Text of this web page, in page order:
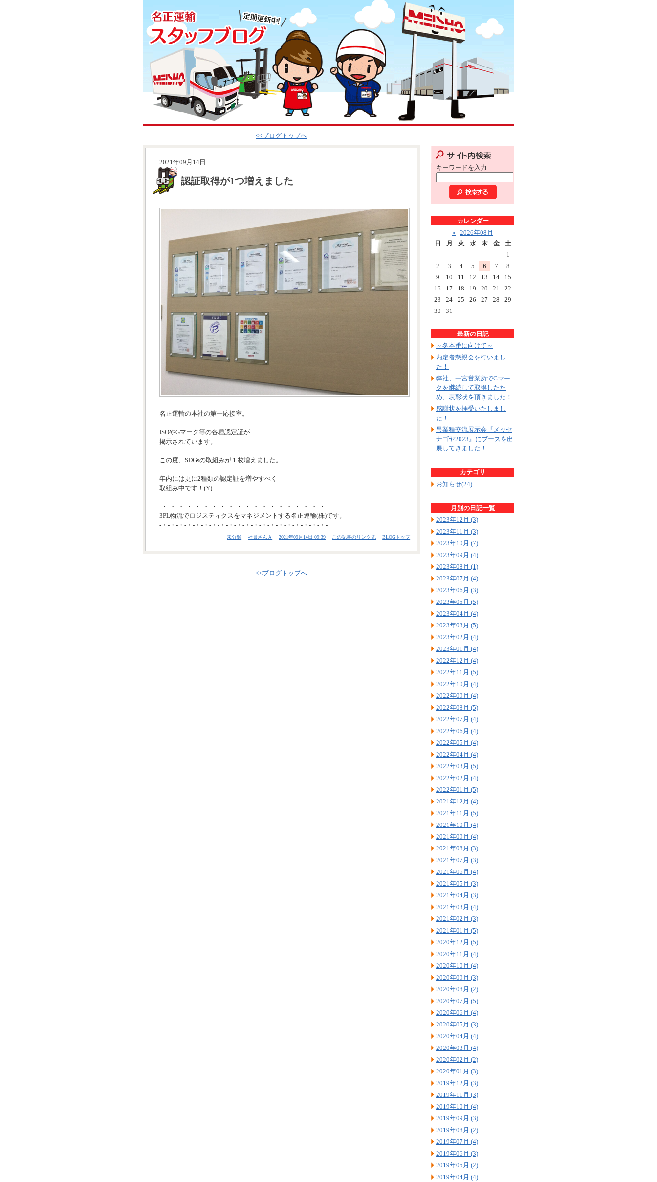
<<ブログトップへ
2021年09月14日
認証取得が1つ増えました
名正運輸の本社の第一応接室。
ISOやGマーク等の各種認定証が
掲示されています。
この度、SDGsの取組みが１枚増えました。
年内には更に2種類の認定証を増やすべく
取組み中です！(Y)
-・-・-・-・-・-・-・-・-・-・-・-・-・-・-・-・-・-・-・-・-
3PL物流でロジスティクスをマネジメントする名正運輸(株)です。
-・-・-・-・-・-・-・-・-・-・-・-・-・-・-・-・-・-・-・-・-
未分類 社員さんＡ 2021年09月14日 09:39 この記事のリンク先 BLOGトップ
<<ブログトップへ
キーワードを入力
カレンダー
«
2026年08月
日
月 火 水 木 金
土
1
2
3 4 5 6 7
8
9
10 11 12 13 14
15
16
17 18 19 20 21
22
23
24 25 26 27 28
29
30
31
最新の日記
～冬本番に向けて～
内定者懇親会を行いまし
た！
弊社、一宮営業所でGマー
クを継続して取得したた
め、表彰状を頂きました！
感謝状を拝受いたしまし
た！
異業種交流展示会『メッセ
ナゴヤ2023』にブースを出
展してきました！
カテゴリ
お知らせ(24)
月別の日記一覧
2023年12月 (3)
2023年11月 (3)
2023年10月 (7)
2023年09月 (4)
2023年08月 (1)
2023年07月 (4)
2023年06月 (3)
2023年05月 (5)
2023年04月 (4)
2023年03月 (5)
2023年02月 (4)
2023年01月 (4)
2022年12月 (4)
2022年11月 (5)
2022年10月 (4)
2022年09月 (4)
2022年08月 (5)
2022年07月 (4)
2022年06月 (4)
2022年05月 (4)
2022年04月 (4)
2022年03月 (5)
2022年02月 (4)
2022年01月 (5)
2021年12月 (4)
2021年11月 (5)
2021年10月 (4)
2021年09月 (4)
2021年08月 (3)
2021年07月 (3)
2021年06月 (4)
2021年05月 (3)
2021年04月 (3)
2021年03月 (4)
2021年02月 (3)
2021年01月 (5)
2020年12月 (5)
2020年11月 (4)
2020年10月 (4)
2020年09月 (3)
2020年08月 (2)
2020年07月 (5)
2020年06月 (4)
2020年05月 (3)
2020年04月 (4)
2020年03月 (4)
2020年02月 (2)
2020年01月 (3)
2019年12月 (3)
2019年11月 (3)
2019年10月 (4)
2019年09月 (3)
2019年08月 (2)
2019年07月 (4)
2019年06月 (3)
2019年05月 (2)
2019年04月 (4)